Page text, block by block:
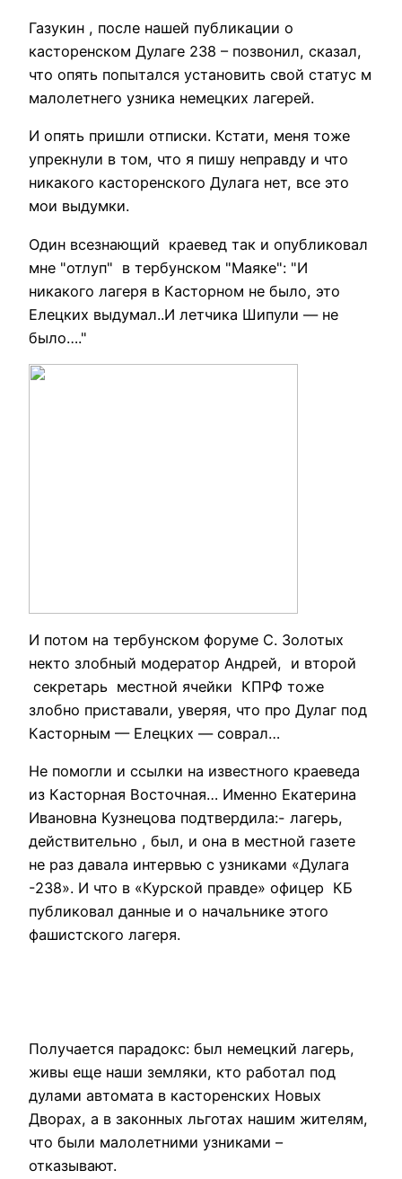
Газукин , после нашей публикации о
касторенском Дулаге 238 – позвонил, сказал,
что опять попытался установить свой статус м
малолетнего узника немецких лагерей.
И опять пришли отписки. Кстати, меня тоже
упрекнули в том, что я пишу неправду и что
никакого касторенского Дулага нет, все это
мои выдумки.
Один всезнающий краевед так и опубликовал
мне "отлуп" в тербунском "Маяке": "И
никакого лагеря в Касторном не было, это
Елецких выдумал..И летчика Шипули — не
было…."
И потом на тербунском форуме С. Золотых
некто злобный модератор Андрей, и второй
секретарь местной ячейки КПРФ тоже
злобно приставали, уверяя, что про Дулаг под
Касторным — Елецких — соврал…
Не помогли и ссылки на известного краеведа
из Касторная Восточная… Именно Екатерина
Ивановна Кузнецова подтвердила:- лагерь,
действительно , был, и она в местной газете
не раз давала интервью с узниками «Дулага
-238». И что в «Курской правде» офицер КБ
публиковал данные и о начальнике этого
фашистского лагеря.
Получается парадокс: был немецкий лагерь,
живы еще наши земляки, кто работал под
дулами автомата в касторенских Новых
Дворах, а в законных льготах нашим жителям,
что были малолетними узниками –
отказывают.